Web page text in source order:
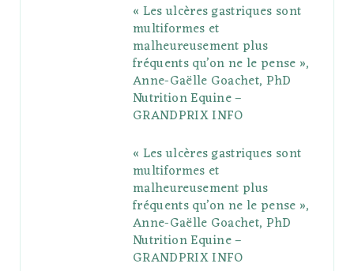
e
P
l
s
g
r
a
r
e
s
r
« Les ulcères gastriques sont
multiformes et
malheureusement plus
fréquents qu’on ne le pense »,
Anne-Gaëlle Goachet, PhD
Nutrition Equine –
GRANDPRIX INFO
« Les ulcères gastriques sont
multiformes et
malheureusement plus
fréquents qu’on ne le pense »,
Anne-Gaëlle Goachet, PhD
Nutrition Equine –
GRANDPRIX INFO